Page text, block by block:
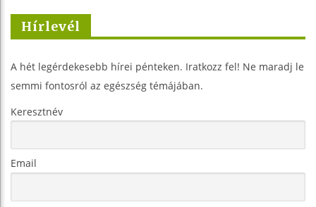
Hírlevél
A hét legérdekesebb hírei pénteken. Iratkozz fel! Ne maradj le
semmi fontosról az egészség témájában.
Keresztnév
Email